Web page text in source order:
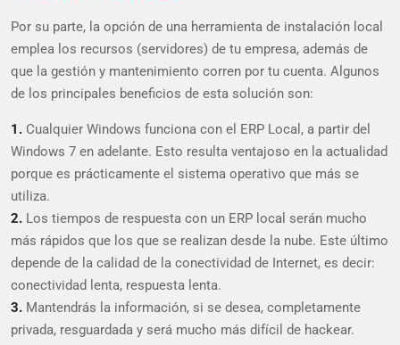
Por su parte, la opción de una herramienta de instalación local
emplea los recursos (servidores) de tu empresa, además de
que la gestión y mantenimiento corren por tu cuenta. Algunos
de los principales beneficios de esta solución son:
1. Cualquier Windows funciona con el ERP Local, a partir del
Windows 7 en adelante. Esto resulta ventajoso en la actualidad
porque es prácticamente el sistema operativo que más se
utiliza.
2. Los tiempos de respuesta con un ERP local serán mucho
más rápidos que los que se realizan desde la nube. Este último
depende de la calidad de la conectividad de Internet, es decir:
conectividad lenta, respuesta lenta.
3. Mantendrás la información, si se desea, completamente
privada, resguardada y será mucho más difícil de hackear.